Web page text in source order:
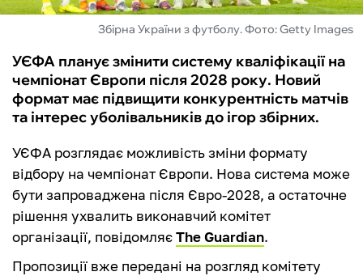
Збірна України з футболу. Фото: Getty Images
УЄФА планує змінити систему кваліфікації на
чемпіонат Європи після 2028 року. Новий
формат має підвищити конкурентність матчів
та інтерес уболівальників до ігор збірних.
УЄФА розглядає можливість зміни формату
відбору на чемпіонат Європи. Нова система може
бути запроваджена після Євро-2028, а остаточне
рішення ухвалить виконавчий комітет
організації, повідомляєThe Guardian.
Пропозиції вже передані на розгляд комітету